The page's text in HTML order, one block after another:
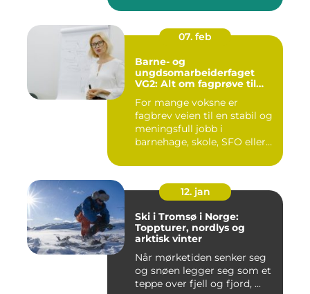
07. feb
Barne- og
ungdsomarbeiderfaget
VG2: Alt om fagprøve til
ungdomsarbeider
For mange voksne er
fagbrev veien til en stabil og
meningsfull jobb i
barnehage, skole, SFO eller
12. jan
Ski i Tromsø i Norge:
Toppturer, nordlys og
arktisk vinter
Når mørketiden senker seg
og snøen legger seg som et
teppe over fjell og fjord, ...